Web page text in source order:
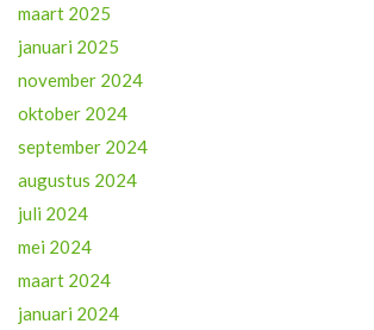
maart 2025
januari 2025
november 2024
oktober 2024
september 2024
augustus 2024
juli 2024
mei 2024
maart 2024
januari 2024